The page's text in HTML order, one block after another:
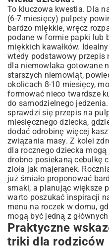
To kluczowa kwestia. Dla
(6-7 miesięcy) pulpety
bardzo miękkie, wręcz
podane w formie papki lub
miękkich kawałków.
wtedy podstawowy przepis
dla niemowlaka gotowane
starszych niemowląt,
okolicach 8-10 miesięcy,
formować nieco twardsze
do samodzielnego
sprawdzi się przepis na
miesięcznego dziecka,
dodać odrobinę więcej
związania masy. Z kolei
dla rocznego dziecka
drobno posiekaną cebulkę
zioła jak majeranek.
już śmiało proponować
smaki, a planując większe
warto poszukać inspiracji
menu na roczek w domu,
mogą być jedną z
Praktyczne
triki dla rodziców